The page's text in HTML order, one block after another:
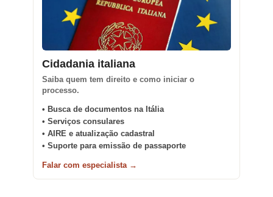
Cidadania italiana
Saiba quem tem direito e como iniciar o
processo.
• Busca de documentos na Itália
• Serviços consulares
• AIRE e atualização cadastral
• Suporte para emissão de passaporte
Falar com especialista →